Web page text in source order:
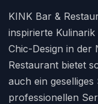
KINK Bar &
inspirierte
Chic-Design in der
Restaurant bietet
auch ein
professionellen